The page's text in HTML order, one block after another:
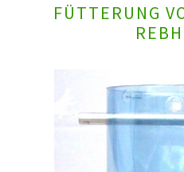
FÜTTERUNG